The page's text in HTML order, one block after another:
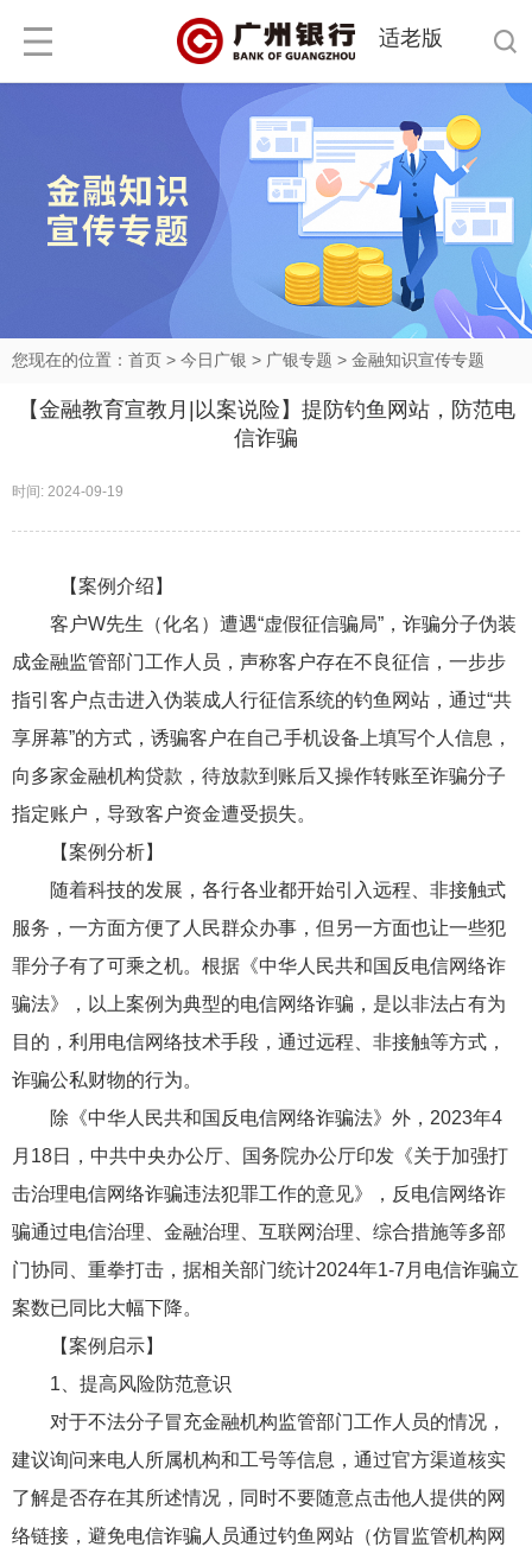
适老版
您现在的位置： 首页 > 今日广银 > 广银专题 > 金融知识宣传专题
【金融教育宣教月|以案说险】提防钓鱼网站，防范电
信诈骗
时间: 2024-09-19
【案例介绍】
客户W先生（化名）遭遇“虚假征信骗局”，诈骗分子伪装
成金融监管部门工作人员，声称客户存在不良征信，一步步
指引客户点击进入伪装成人行征信系统的钓鱼网站，通过“共
享屏幕”的方式，诱骗客户在自己手机设备上填写个人信息，
向多家金融机构贷款，待放款到账后又操作转账至诈骗分子
指定账户，导致客户资金遭受损失。
【案例分析】
随着科技的发展，各行各业都开始引入远程、非接触式
服务，一方面方便了人民群众办事，但另一方面也让一些犯
罪分子有了可乘之机。根据《中华人民共和国反电信网络诈
骗法》，以上案例为典型的电信网络诈骗，是以非法占有为
目的，利用电信网络技术手段，通过远程、非接触等方式，
诈骗公私财物的行为。
除《中华人民共和国反电信网络诈骗法》外，2023年4
月18日，中共中央办公厅、国务院办公厅印发《关于加强打
击治理电信网络诈骗违法犯罪工作的意见》，反电信网络诈
骗通过电信治理、金融治理、互联网治理、综合措施等多部
门协同、重拳打击，据相关部门统计2024年1-7月电信诈骗立
案数已同比大幅下降。
【案例启示】
1、提高风险防范意识
对于不法分子冒充金融机构监管部门工作人员的情况，
建议询问来电人所属机构和工号等信息，通过官方渠道核实
了解是否存在其所述情况，同时不要随意点击他人提供的网
络链接，避免电信诈骗人员通过钓鱼网站（仿冒监管机构网